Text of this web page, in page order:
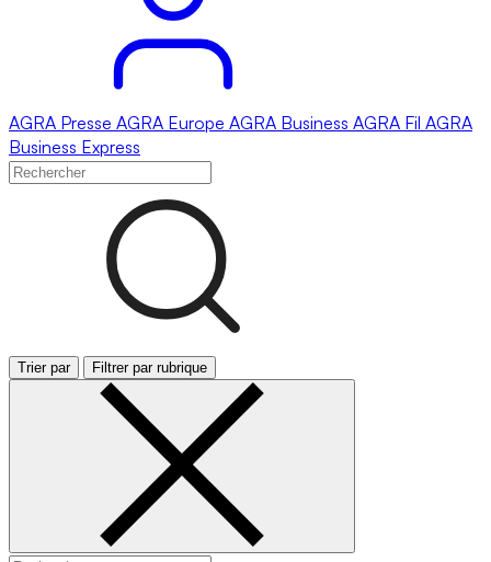
AGRA Presse AGRA Europe AGRA Business AGRA Fil AGRA
Business Express
Trier par Filtrer par rubrique